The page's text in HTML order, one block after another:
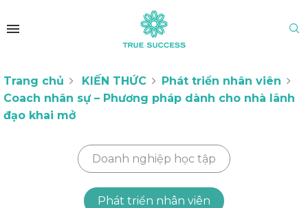
Trang chủ KIẾN THỨC
Phát triển nhân viên
Coach nhân sự – Phương pháp dành cho nhà lãnh
đạo khai mở
Doanh nghiệp học tập
Phát triển nhân viên